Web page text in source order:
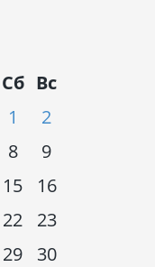
Сб Вс
1
2
8
9
15
16
22
23
29
30